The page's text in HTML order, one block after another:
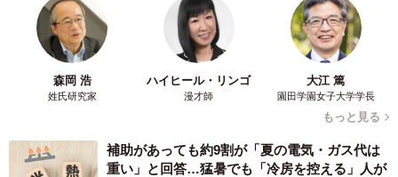
森岡 浩
姓氏研究家
ハイヒール・リンゴ
漫才師
大江 篤
園田学園女子大学学長
もっと見る
補助があっても約9割が「夏の電気・ガス代は
重い」と回答…猛暑でも「冷房を控える」人が